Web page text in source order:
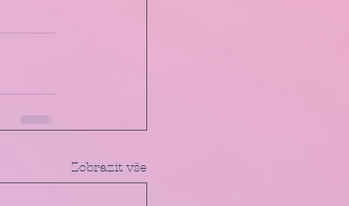
Zobrazit vše